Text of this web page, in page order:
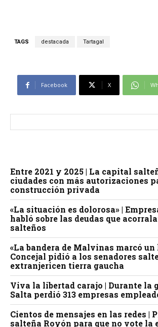
TAGS destacada Tartagal
Facebook X
Entre 2021 y 2025 | La capital
ciudades con más autorizaciones
construcción privada
«La situación es dolorosa» |
habló sobre las deudas que
salteños
«La bandera de Malvinas marcó un
Concejal pidió a los senadores
extranjericen tierra gaucha
Viva la libertad carajo | Durante la
Salta perdió 313 empresas
Cientos de mensajes en las redes |
salteña Royón para que no vote la